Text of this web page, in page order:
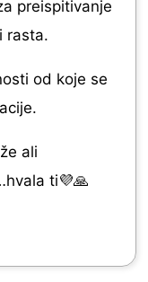
preispitivanje
rasta.
od koje se
ali
ti💜🙏